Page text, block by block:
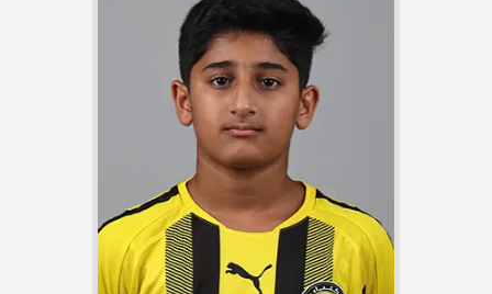
حجز التذاكر